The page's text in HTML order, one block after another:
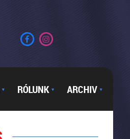
▼ RÓLUNK ▼ ARCHIV ▼